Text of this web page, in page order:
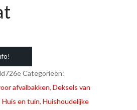
Categorieën:
afvalbakken, Deksels van
Huis en tuin, Huishoudelijke